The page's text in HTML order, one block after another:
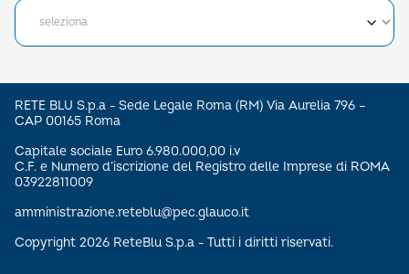
RETE BLU S.p.a - Sede Legale Roma (RM) Via Aurelia 796 –
CAP 00165 Roma
Capitale sociale Euro 6.980.000,00 i.v
C.F. e Numero d’iscrizione del Registro delle Imprese di ROMA
03922811009
amministrazione.reteblu@pec.glauco.it
Copyright 2026 ReteBlu S.p.a - Tutti i diritti riservati.